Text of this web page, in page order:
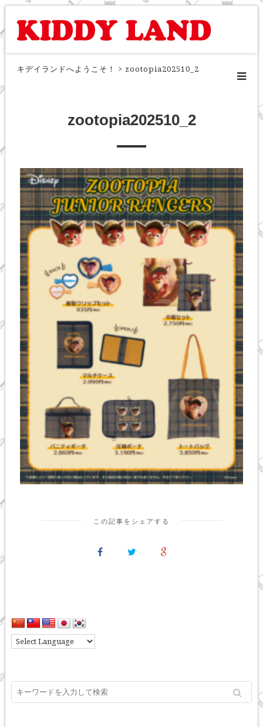
キデイランドへようこそ！ > zootopia202510_2
zootopia202510_2
この記事をシェアする